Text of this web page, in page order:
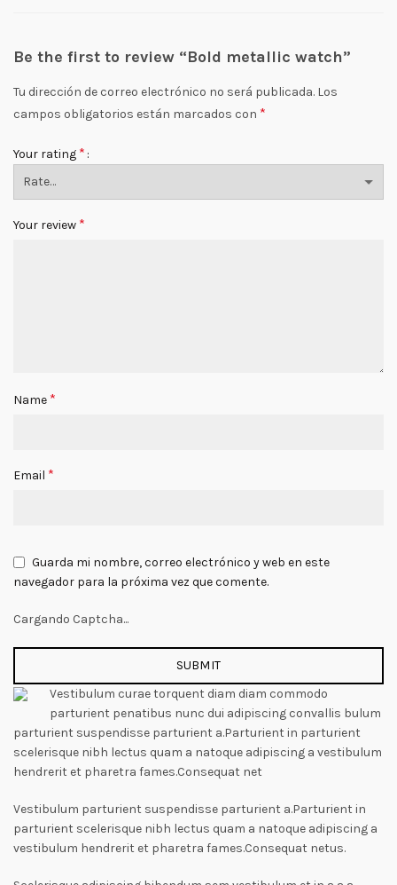
Be the first to review “Bold metallic watch”
Tu dirección de correo electrónico no será publicada. Los
campos obligatorios están marcados con *
Your rating *
Your review *
Name *
Email *
Guarda mi nombre, correo electrónico y web en este
navegador para la próxima vez que comente.
Cargando Captcha...
Vestibulum curae torquent diam diam commodo
parturient penatibus nunc dui adipiscing convallis bulum
parturient suspendisse parturient a.Parturient in parturient
scelerisque nibh lectus quam a natoque adipiscing a vestibulum
hendrerit et pharetra fames.Consequat net
Vestibulum parturient suspendisse parturient a.Parturient in
parturient scelerisque nibh lectus quam a natoque adipiscing a
vestibulum hendrerit et pharetra fames.Consequat netus.